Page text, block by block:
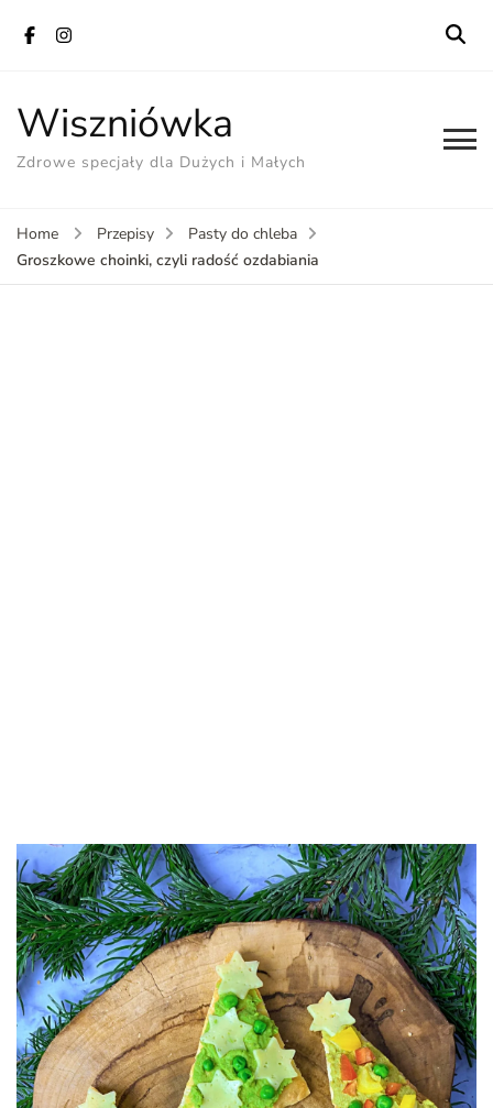
Wiszniówka
Zdrowe specjały dla Dużych i Małych
Home Przepisy
Pasty do chleba
Groszkowe choinki, czyli radość ozdabiania